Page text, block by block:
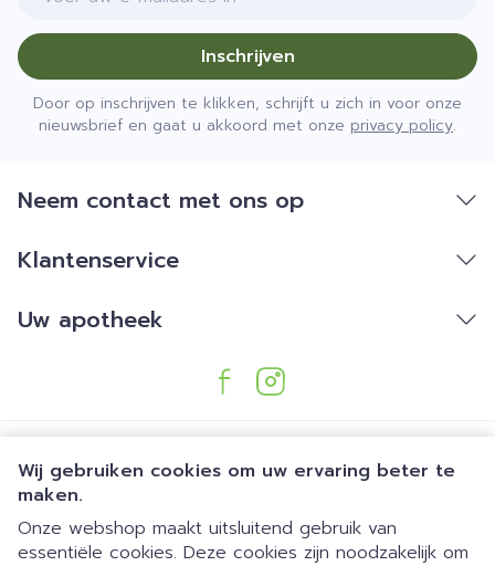
Wij gebruiken cookies om uw ervaring beter te
maken.
Onze webshop maakt uitsluitend gebruik van
essentiële cookies. Deze cookies zijn noodzakelijk om
Inschrijven
Door op inschrijven te klikken, schrijft u zich in voor onze
nieuwsbrief en gaat u akkoord met onze privacy policy.
Neem contact met ons op
Klantenservice
Uw apotheek
Juridische links